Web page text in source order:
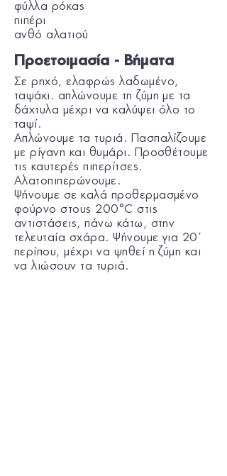
φύλλα ρόκας
πιπέρι
ανθό αλατιού
Προετοιμασία - Βήματα
Σε ρηχό, ελαφρώς λαδωμένο,
ταψάκι. απλώνουμε τη ζύμη με τα
δάχτυλα μέχρι να καλύψει όλο το
ταψί.
Απλώνουμε τα τυριά. Πασπαλίζουμε
με ρίγανη και θυμάρι. Προσθέτουμε
τις καυτερές πιπερίτσες.
Αλατοπιπερώνουμε.
Ψήνουμε σε καλά προθερμασμένο
φούρνο στους 200°C στις
αντιστάσεις, πάνω κάτω, στην
τελευταία σχάρα. Ψήνουμε για 20΄
περίπου, μέχρι να ψηθεί η ζύμη και
να λιώσουν τα τυριά.